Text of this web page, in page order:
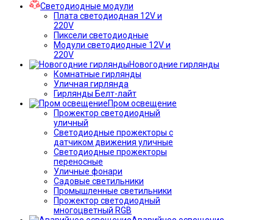
Светодиодные модули
Плата светодиодная 12V и
220V
Пиксели светодиодные
Модули светодиодные 12V и
220V
Новогодние гирлянды
Комнатные гирлянды
Уличная гирлянда
Гирлянды Белт-лайт
Пром освещение
Прожектор светодиодный
уличный
Светодиодные прожекторы с
датчиком движения уличные
Светодиодные прожекторы
переносные
Уличные фонари
Садовые светильники
Промышленные светильники
Прожектор светодиодный
многоцветный RGB